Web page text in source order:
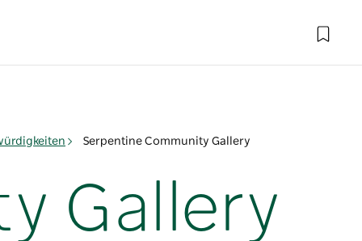
Serpentine Community Gallery
Gallery